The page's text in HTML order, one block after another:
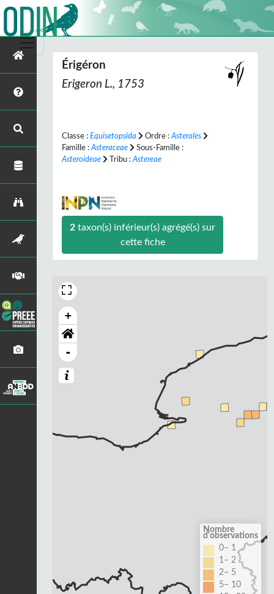
Érigéron
Erigeron L., 1753
Classe : Equisetopsida Ordre : Asterales
Famille : Asteraceae
Sous-Famille :
Asteroideae
Tribu : Astereae
2taxon(s) inférieur(s) agrégé(s) sur
cette fiche
+
-
Nombre
d'observations
0– 1
1– 2
2– 5
5– 10